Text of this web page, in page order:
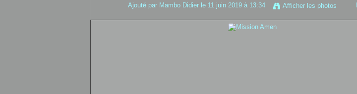
Ajouté par Mambo Didier le 11 juin 2019 à 13:34 Afficher les photos